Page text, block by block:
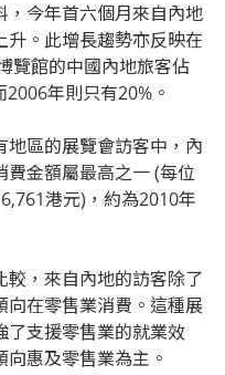
，今年首六個月來自內地
升。此增長趨勢亦反映在
覽館的中國內地旅客佔
年則只有20%。
區的展覽會訪客中，內
金額屬最高之一 (每位
港元)，約為2010年
較，來自內地的訪客除了
向在零售業消費。這種展
了支援零售業的就業效
惠及零售業為主。